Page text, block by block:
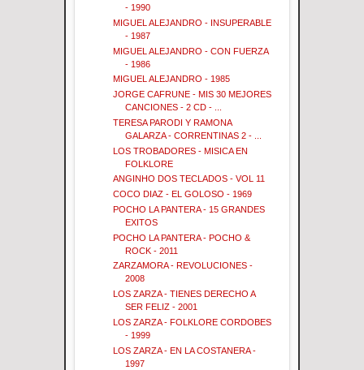
- 1990
MIGUEL ALEJANDRO - INSUPERABLE
- 1987
MIGUEL ALEJANDRO - CON FUERZA
- 1986
MIGUEL ALEJANDRO - 1985
JORGE CAFRUNE - MIS 30 MEJORES
CANCIONES - 2 CD - ...
TERESA PARODI Y RAMONA
GALARZA - CORRENTINAS 2 - ...
LOS TROBADORES - MISICA EN
FOLKLORE
ANGINHO DOS TECLADOS - VOL 11
COCO DIAZ - EL GOLOSO - 1969
POCHO LA PANTERA - 15 GRANDES
EXITOS
POCHO LA PANTERA - POCHO &
ROCK - 2011
ZARZAMORA - REVOLUCIONES -
2008
LOS ZARZA - TIENES DERECHO A
SER FELIZ - 2001
LOS ZARZA - FOLKLORE CORDOBES
- 1999
LOS ZARZA - EN LA COSTANERA -
1997